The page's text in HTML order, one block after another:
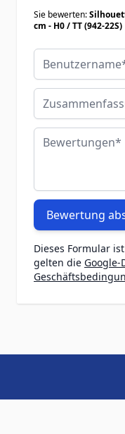
Sie bewerten:
cm - H0 / TT (942-22S)
Benutzername
Bewertungen
Bewertung
Dieses Formular
gelten die